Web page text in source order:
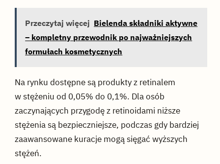
Przeczytaj więcej Bielenda składniki aktywne
– kompletny przewodnik po najważniejszych
formułach kosmetycznych
Na rynku dostępne są produkty z retinalem
w stężeniu od 0,05% do 0,1%. Dla osób
zaczynających przygodę z retinoidami niższe
stężenia są bezpieczniejsze, podczas gdy bardziej
zaawansowane kuracje mogą sięgać wyższych
stężeń.